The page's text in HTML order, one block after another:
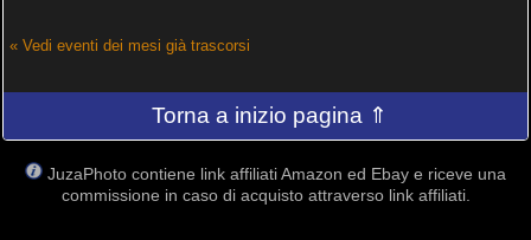
« Vedi eventi dei mesi già trascorsi
Torna a inizio pagina ⇑
JuzaPhoto contiene link affiliati Amazon ed Ebay e riceve una
commissione in caso di acquisto attraverso link affiliati.